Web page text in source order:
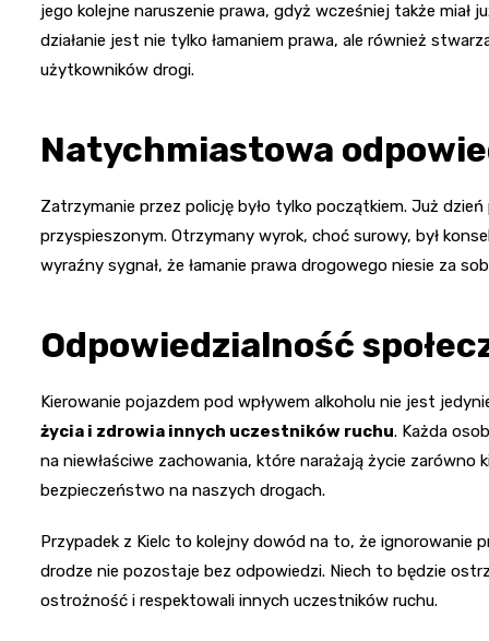
jego kolejne naruszenie prawa, gdyż wcześniej także miał
działanie jest nie tylko łamaniem prawa, ale również
użytkowników drogi.
Natychmiastowa
Zatrzymanie przez policję było tylko początkiem. Już
przyspieszonym. Otrzymany wyrok, choć surowy, był
wyraźny sygnał, że łamanie prawa drogowego niesie za
Odpowiedzialność
Kierowanie pojazdem pod wpływem alkoholu nie jest
życia i zdrowia innych uczestników ruchu. Każda
na niewłaściwe zachowania, które narażają życie zarówno
bezpieczeństwo na naszych drogach.
Przypadek z Kielc to kolejny dowód na to, że ignorowanie
drodze nie pozostaje bez odpowiedzi. Niech to będzie
ostrożność i respektowali innych uczestników ruchu.